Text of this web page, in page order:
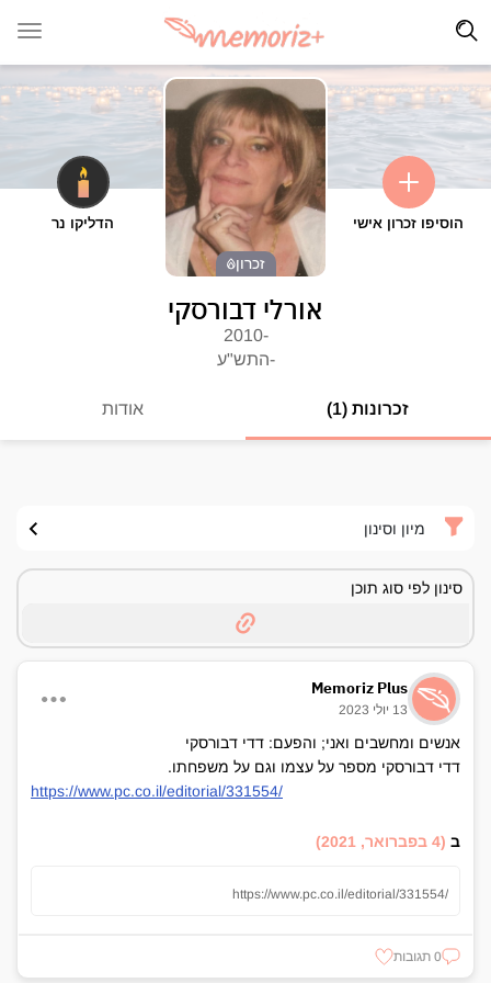
הוסיפו זכרון אישי
זכרון
הדליקו נר
אורלי דבורסקי
-2010
-התש"ע
זכרונות (1) אודות
מיון וסינון
סינון לפי סוג תוכן
Memoriz Plus
13 יולי 2023
אנשים ומחשבים ואני; והפעם: דדי דבורסקי
דדי דבורסקי מספר על עצמו וגם על משפחתו.
https://www.pc.co.il/editorial/331554/
ב (4 בפברואר, 2021)
https://www.pc.co.il/editorial/331554/
0 תגובות